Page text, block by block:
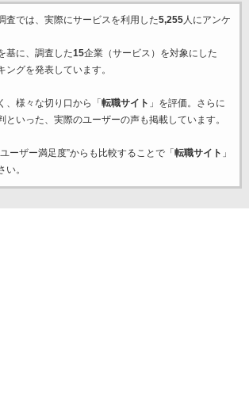
査では、実際にサービスを利用した5,255人にアンケ
基に、調査した15企業（サービス）を対象にした
ングを発表しています。
、様々な切り口から「 転職サイト 」を評価。さらに
といった、実際のユーザーの声も掲載しています。
ーザー満足度”からも比較することで「 転職サイト 」
。